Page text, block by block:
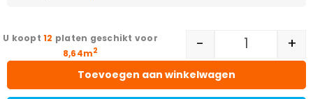
- +
Toevoegen aan winkelwagen
12 platen geschikt voor
8,64m2